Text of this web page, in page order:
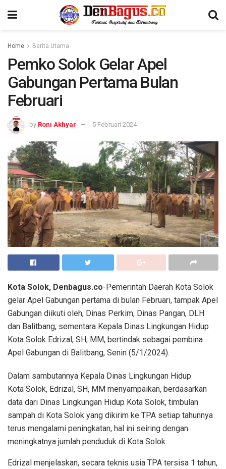
Home Berita Utama
Pemko Solok Gelar Apel
Gabungan Pertama Bulan
Februari
by Roni Akhyar 5 Februari 2024
Kota Solok, Denbagus.co-Pemerintah Daerah Kota Solok
gelar Apel Gabungan pertama di bulan Februari, tampak Apel
Gabungan diikuti oleh, Dinas Perkim, Dinas Pangan, DLH
dan Balitbang, sementara Kepala Dinas Lingkungan Hidup
Kota Solok Edrizal, SH, MM, bertindak sebagai pembina
Apel Gabungan di Balitbang, Senin (5/1/2024).
Dalam sambutannya Kepala Dinas Lingkungan Hidup
Kota Solok, Edrizal, SH, MM menyampaikan, berdasarkan
data dari Dinas Lingkungan Hidup Kota Solok, timbulan
sampah di Kota Solok yang dikirim ke TPA setiap tahunnya
terus mengalami peningkatan, hal ini seiring dengan
meningkatnya jumlah penduduk di Kota Solok.
Edrizal menjelaskan, secara teknis usia TPA tersisa 1 tahun,